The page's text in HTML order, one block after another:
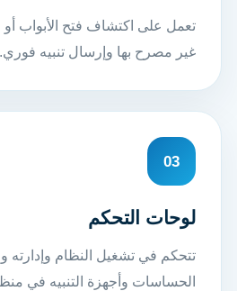
تعمل على اكتشاف فتح الأبواب أو
غير مصرح بها وإرسال تنبيه فوري.
03
لوحات التحكم
تتحكم في تشغيل النظام وإدارته
الحساسات وأجهزة التنبيه في